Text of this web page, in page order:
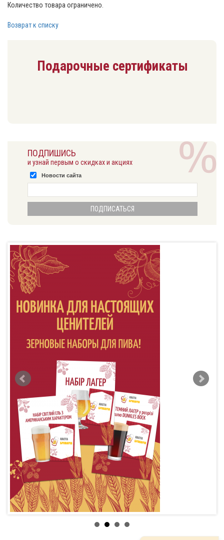
Количество товара ограничено.
Возврат к списку
Подарочные сертификаты
ПОДПИШИСЬ
и узнай первым о скидках и акциях
Новости сайта